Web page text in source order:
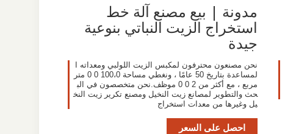
مدونة | بيع مصنع آلة خط
استخراج الزيت النباتي بنوعية
جيدة
نحن مصنعون محترفون لمكبس الزيت اللولبي ومعداته ا
لمساعدة بتاريخ 50 عامًا ، ونغطي مساحة 100،0 0 0 متر
مربع ، مع أكثر من 2 0 0 موظف.نحن متخصصون في الب
حث والتطوير لمصانع زيت النخيل ومصنع تكرير زيت النخ
يل وغيرها من معدات استخراج
احصل على السعر